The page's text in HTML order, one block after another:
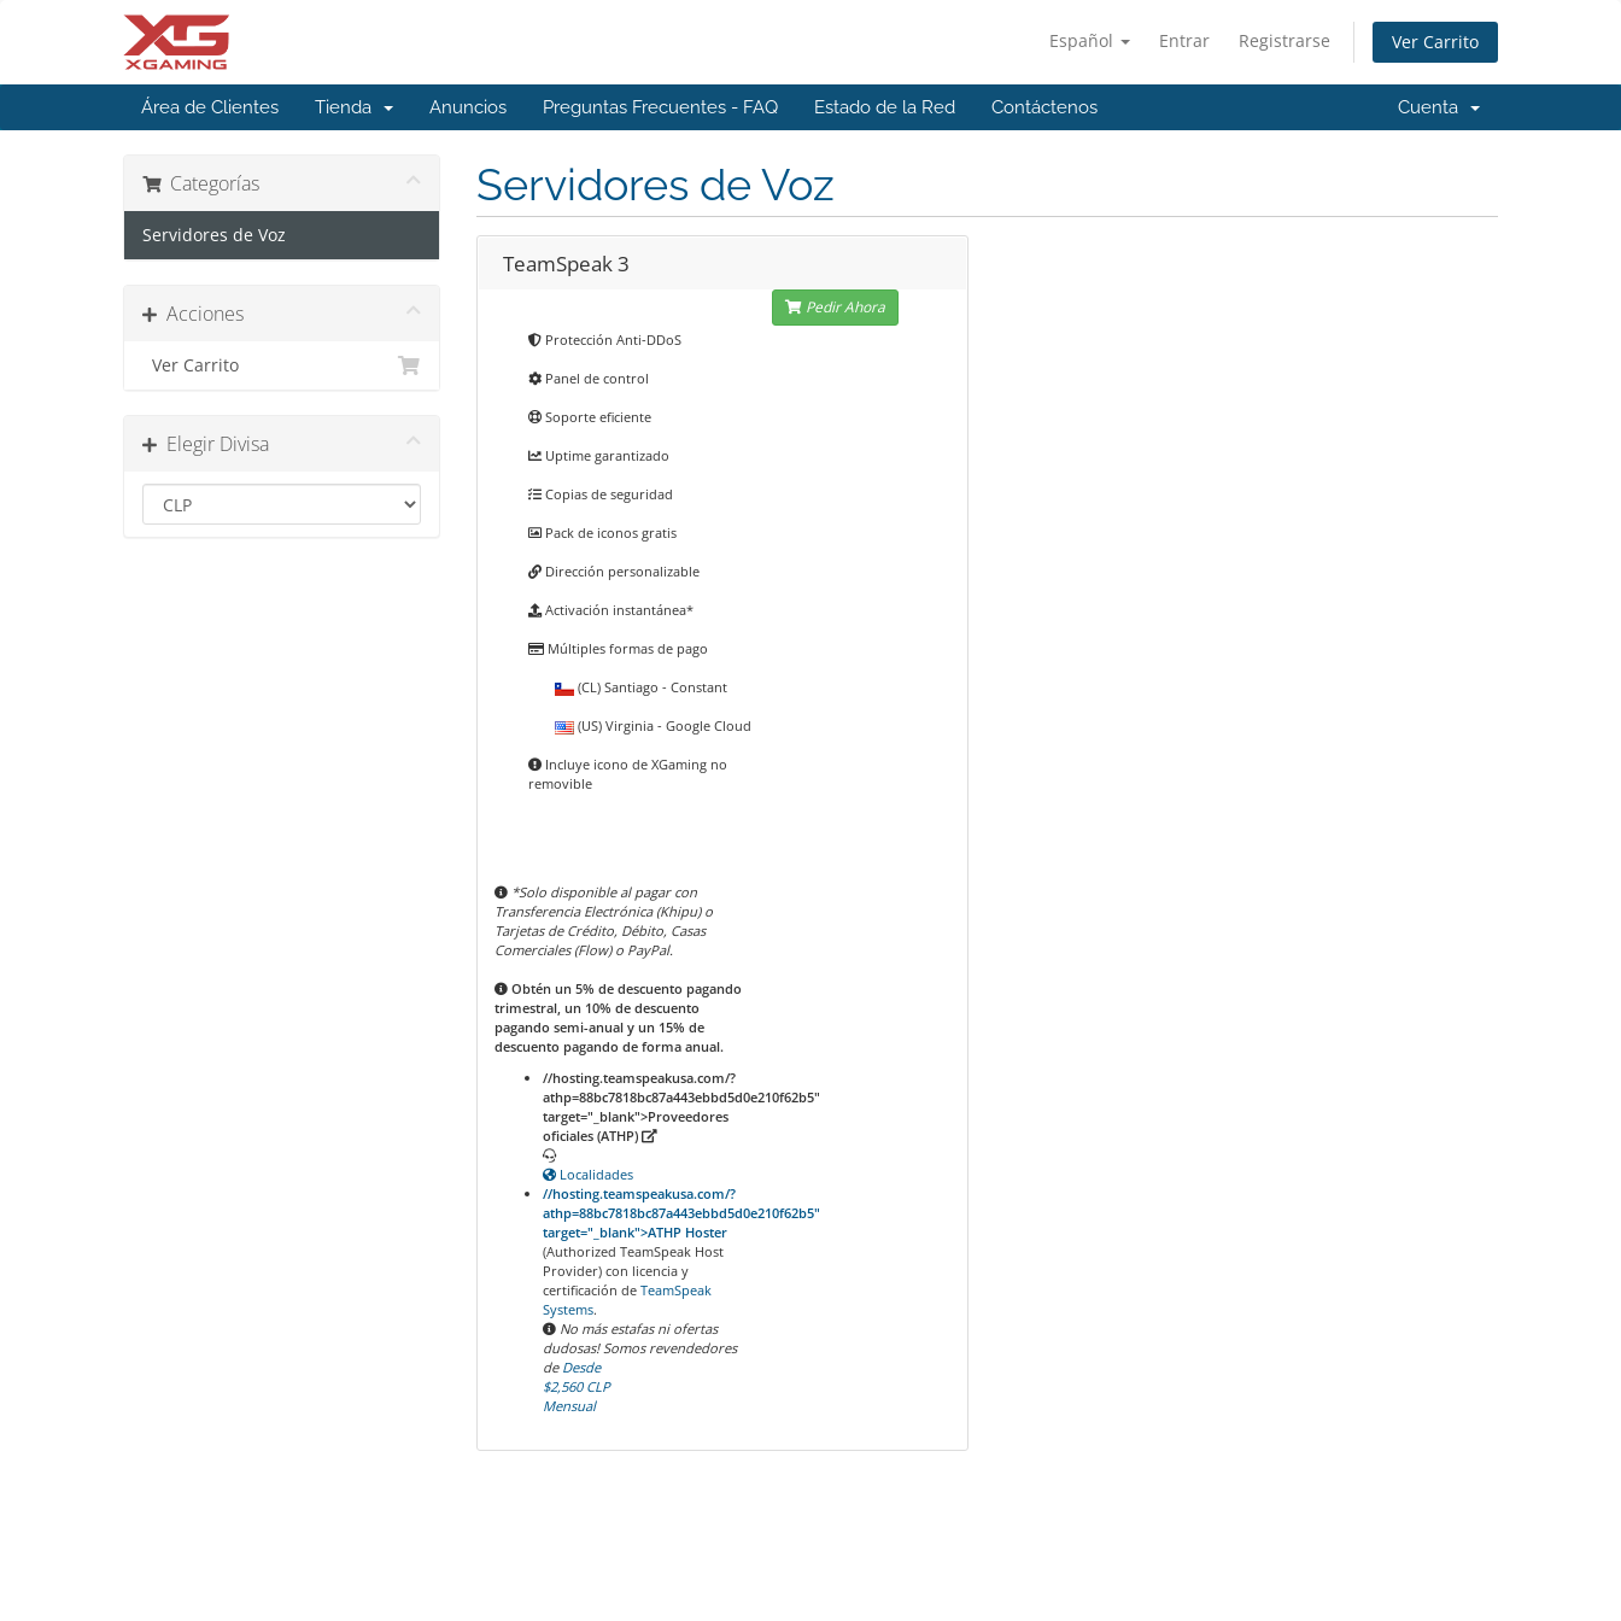
Español Entrar Registrarse Ver Carrito
Área de Clientes Tienda Anuncios Preguntas Frecuentes - FAQ Estado de la Red Contáctenos Cuenta
Categorías
Servidores de Voz
Acciones
Ver Carrito
Elegir Divisa
Servidores de Voz
TeamSpeak 3
Protección Anti-DDoS
Panel de control
Soporte eficiente
Uptime garantizado
Copias de seguridad
Pack de iconos gratis
Dirección personalizable
Activación instantánea*
Múltiples formas de pago
(CL) Santiago - Constant
(US) Virginia - Google Cloud
Incluye icono de XGaming no
removible
*Solo disponible al pagar con
Transferencia Electrónica (Khipu) o
Tarjetas de Crédito, Débito, Casas
Comerciales (Flow) o PayPal.
Obtén un 5% de descuento pagando
trimestral, un 10% de descuento
pagando semi-anual y un 15% de
descuento pagando de forma anual.
//hosting.teamspeakusa.com/?
athp=88bc7818bc87a443ebbd5d0e210f62b5"
target="_blank">Proveedores
oficiales (ATHP)
Localidades
//hosting.teamspeakusa.com/?
athp=88bc7818bc87a443ebbd5d0e210f62b5"
target="_blank">ATHP Hoster
(Authorized TeamSpeak Host
Provider) con licencia y
certificación de TeamSpeak
Systems.
No más estafas ni ofertas
dudosas! Somos revendedores
de Desde
$2,560 CLP
Mensual
Pedir Ahora